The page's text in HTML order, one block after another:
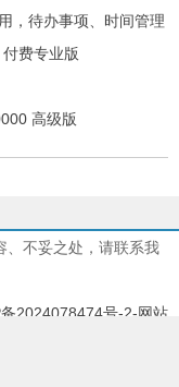
，待办事项、时间管理
费专业版
高级版
、不妥之处，请联系我
2024078474号-2-网站